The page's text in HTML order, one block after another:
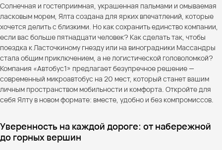
Солнечная и гостеприимная, украшенная пальмами и омываемая
ласковым морем, Ялта создана для ярких впечатлений, которые
хочется делить с близкими. Но как сохранить единство компании,
если вас больше пятнадцати человек? Как сделать так, чтобы
поездка к Ласточкиному гнезду или на виноградники Массандры
стала общим приключением, а не логистической головоломкой?
Компания «Автобус1» предлагает безупречное решение —
современный микроавтобус на 20 мест, который станет вашим
личным пространством мобильности и комфорта. Откройте для
себя Ялту в новом формате: вместе, удобно и без компромиссов.
Уверенность на каждой дороге: от набережной
до горных вершин